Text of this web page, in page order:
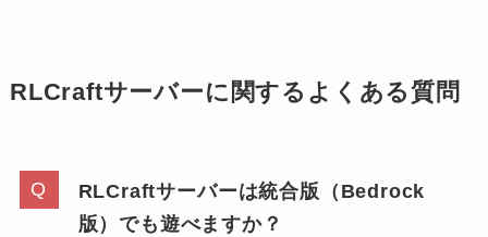
RLCraftサーバーに関するよくある質問
RLCraftサーバーは統合版（Bedrock
版）でも遊べますか？